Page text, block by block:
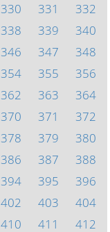
330 331
332
338 339
340
346 347
348
354 355
356
362 363
364
370 371
372
378 379
380
386 387
388
394 395
396
402 403
404
410 411 412